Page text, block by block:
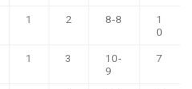
1 2 8‑8
1
0
1 3
10‑
9
7